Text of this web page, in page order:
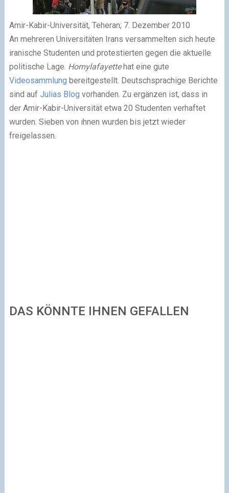
Amir-Kabir-Universität, Teheran; 7. Dezember 2010
An mehreren Universitäten Irans versammelten sich heute
iranische Studenten und protestierten gegen die aktuelle
politische Lage. Homylafayette hat eine gute
Videosammlung bereitgestellt. Deutschsprachige Berichte
sind auf Julias Blog vorhanden. Zu ergänzen ist, dass in
der Amir-Kabir-Universität etwa 20 Studenten verhaftet
wurden. Sieben von ihnen wurden bis jetzt wieder
freigelassen.
DAS KÖNNTE IHNEN GEFALLEN